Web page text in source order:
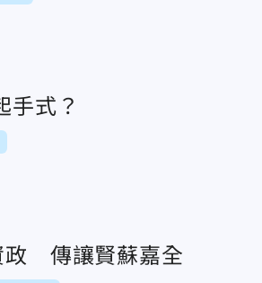
式？
政 傳讓賢蘇嘉全